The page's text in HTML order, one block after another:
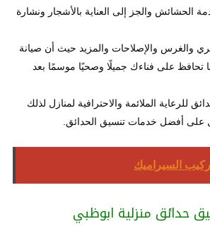
الحشائش والجز إلى العناية بالأشجار ونشارة
والغرس والإصلاحات والمزيد حيث أن صيانة
تحافظ على فناءك جميلًا وصحيًا موسمًا بعد
للرعاية الملائمة والاحترافية لمنازل لذلك
على أفضل خدمات تنسيق الحدائق.
السيراميك
حدائق منزلية ابوظبي